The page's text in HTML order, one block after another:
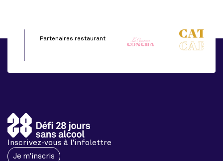
Partenaires restaurant
Inscrivez-vous à l'infolettre
Je m'inscris